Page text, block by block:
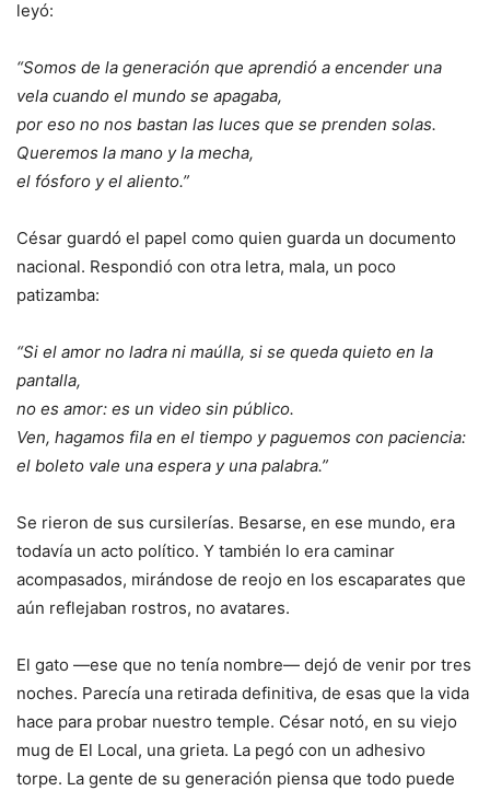
leyó:
“Somos de la generación que aprendió a encender una
vela cuando el mundo se apagaba,
por eso no nos bastan las luces que se prenden solas.
Queremos la mano y la mecha,
el fósforo y el aliento.”
César guardó el papel como quien guarda un documento
nacional. Respondió con otra letra, mala, un poco
patizamba:
“Si el amor no ladra ni maúlla, si se queda quieto en la
pantalla,
no es amor: es un video sin público.
Ven, hagamos fila en el tiempo y paguemos con paciencia:
el boleto vale una espera y una palabra.”
Se rieron de sus cursilerías. Besarse, en ese mundo, era
todavía un acto político. Y también lo era caminar
acompasados, mirándose de reojo en los escaparates que
aún reflejaban rostros, no avatares.
El gato —ese que no tenía nombre— dejó de venir por tres
noches. Parecía una retirada definitiva, de esas que la vida
hace para probar nuestro temple. César notó, en su viejo
mug de El Local, una grieta. La pegó con un adhesivo
torpe. La gente de su generación piensa que todo puede